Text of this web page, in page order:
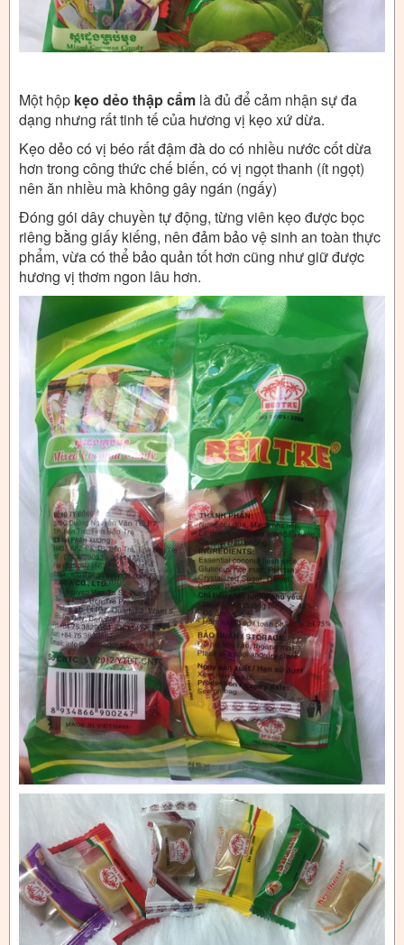
Một hộp kẹo dẻo thập cẩm là đủ để cảm nhận sự đa
dạng nhưng rất tinh tế của hương vị kẹo xứ dừa.
Kẹo dẻo có vị béo rất đậm đà do có nhiều nước cốt dừa
hơn trong công thức chế biến, có vị ngọt thanh (ít ngọt)
nên ăn nhiều mà không gây ngán (ngấy)
Đóng gói dây chuyền tự động, từng viên kẹo được bọc
riêng bằng giấy kiếng, nên đảm bảo vệ sinh an toàn thực
phẩm, vừa có thể bảo quản tốt hơn cũng như giữ được
hương vị thơm ngon lâu hơn.